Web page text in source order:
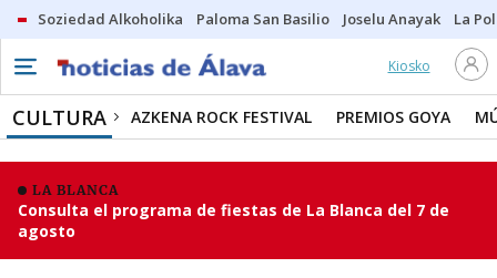
Soziedad Alkoholika Paloma San Basilio Joselu Anayak La
Kiosko
CULTURA AZKENA ROCK FESTIVAL PREMIOS GOYA
LA BLANCA
Consulta el programa de fiestas de La Blanca del 7 de
agosto